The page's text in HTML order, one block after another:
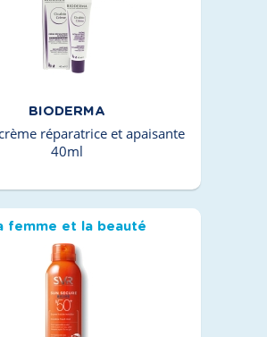
BIODERMA
réparatrice et apaisante
40ml
femme et la beauté